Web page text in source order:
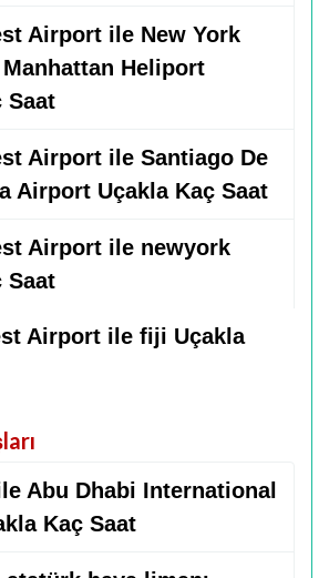
Airport ile New York
Heliport
Saat
Airport ile Santiago De
Airport Uçakla Kaç Saat
Airport ile newyork
Saat
Airport ile fiji Uçakla
Abu Dhabi International
Kaç Saat